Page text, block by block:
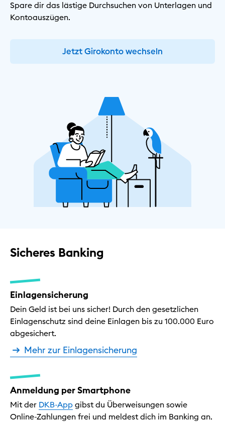
Spare dir das lästige Durchsuchen von Unterlagen und
Kontoauszügen.
Jetzt Girokonto wechseln
Sicheres Banking
Einlagensicherung
Dein Geld ist bei uns sicher! Durch den gesetzlichen
Einlagenschutz sind deine Einlagen bis zu 100.000 Euro
abgesichert.
Mehr zur Einlagensicherung
Anmeldung per Smartphone
Mit der DKB-App gibst du Überweisungen sowie
Online-Zahlungen frei und meldest dich im Banking an.